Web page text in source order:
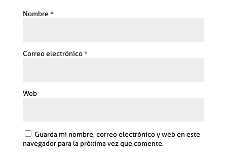
Nombre*
Correo electrónico*
Web
Guarda mi nombre, correo electrónico y web en este
navegador para la próxima vez que comente.